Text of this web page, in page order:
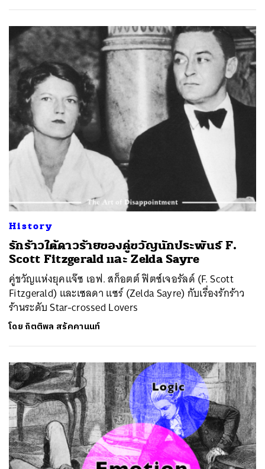
History
รักร้าวใต้ดาวร้ายของคู่ขวัญนักประพันธ์ F.
Scott Fitzgerald และ Zelda Sayre
คู่ขวัญแห่งยุคแจ๊ซ เอฟ. สก็อตต์ ฟิตซ์เจอรัลด์ (F. Scott
Fitzgerald) และเซลดา แซร์ (Zelda Sayre) กับเรื่องรักร้าว
ร้านระดับ Star-crossed Lovers
โดย กิตติพล สรัคคานนท์